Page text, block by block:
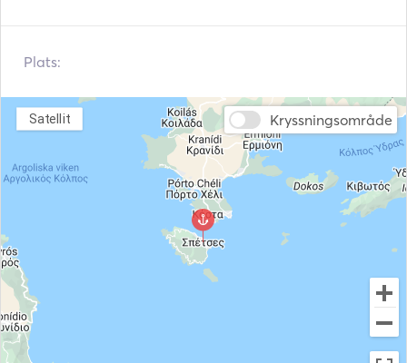
Plats:
Kryssningsområde
Satellit